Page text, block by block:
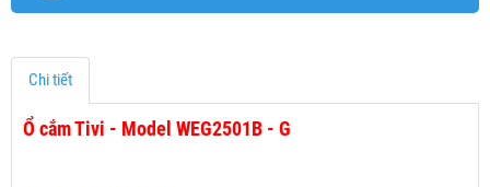
Chi tiết
Ổ cắm Tivi - Model WEG2501B - G